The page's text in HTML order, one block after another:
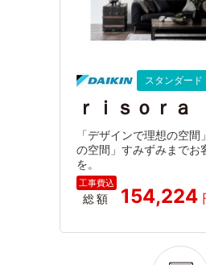
スタンダード
ｒｉｓｏｒａ
「デザインで理想の空
の空間」すみずみまでお
を。
総額 154,224